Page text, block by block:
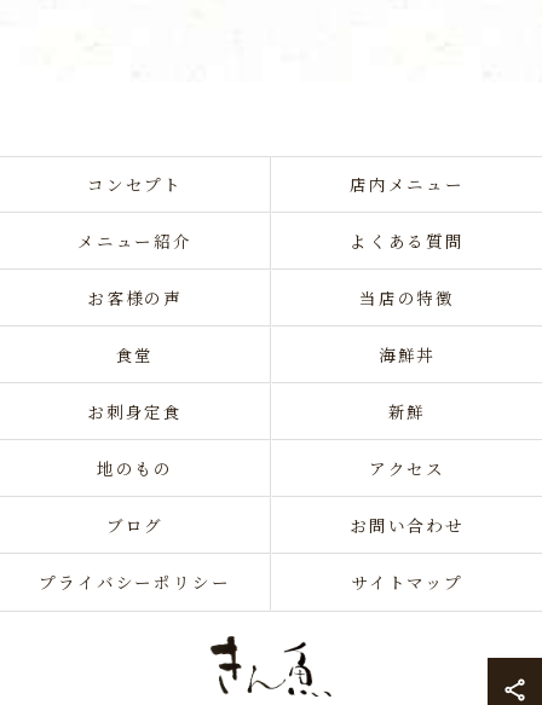
コンセプト 店内メニュー
メニュー紹介 よくある質問
お客様の声 当店の特徴
食堂 海鮮丼
お刺身定食 新鮮
地のもの アクセス
ブログ お問い合わせ
プライバシーポリシー サイトマップ